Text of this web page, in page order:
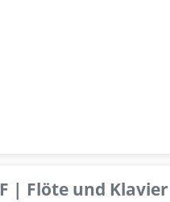
| Flöte und Klavier